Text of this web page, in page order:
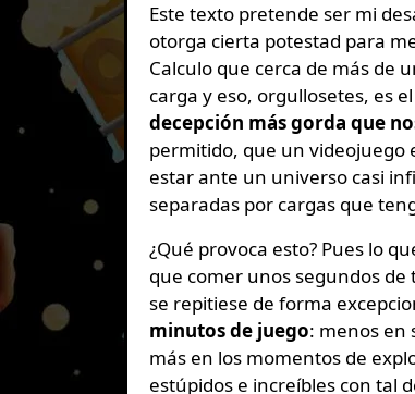
Este texto pretende ser mi
otorga cierta potestad para
Calculo que cerca de más de
carga y eso, orgullosetes, es
decepción más gorda que
permitido, que un videojuego
estar ante un universo casi
separadas por cargas que
¿Qué provoca esto? Pues lo
que comer unos segundos
se repitiese de forma
minutos de juego: menos en
más en los momentos de
estúpidos e increíbles con tal